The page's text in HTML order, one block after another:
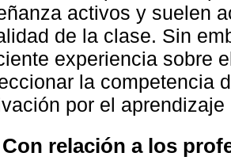
activos y suelen
de la clase. Sin
experiencia sobre
la competencia
por el
Con relación a los